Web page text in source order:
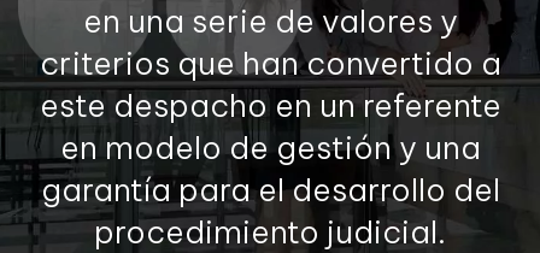
en una serie de valores y
criterios que han convertido a
este despacho en un referente
en modelo de gestión y una
garantía para el desarrollo del
procedimiento judicial.